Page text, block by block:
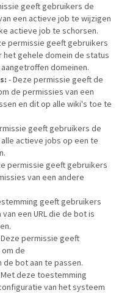
geeft gebruikers de
een actieve job te wijzigen
actieve job te schorsen.
permissie geeft gebruikers
gehele domein de status
domeinen.
- Deze permissie geeft de
de permissies van een
en dit op alle wiki's toe te
geeft gebruikers de
actieve jobs op een te
permissie geeft gebruikers
van een andere
geeft gebruikers
een URL die de bot is
permissie geeft
de
bot aan te passen.
deze toestemming
van het systeem